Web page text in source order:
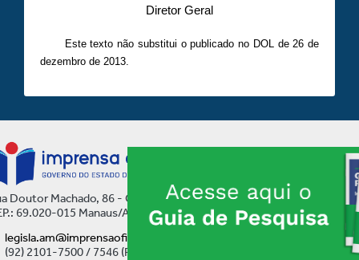
Diretor Geral
Este texto não substitui o publicado no DOL de 26 de
dezembro de 2013.
Doutor Machado, 86 - Centro
69.020-015 Manaus/AM
legisla.am@imprensaoficial.am.gov.br
(92) 2101-7500 / 7546 (Ramal)